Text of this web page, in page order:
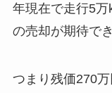
年現在で走行5万
の売却が期待でき
つまり残価270